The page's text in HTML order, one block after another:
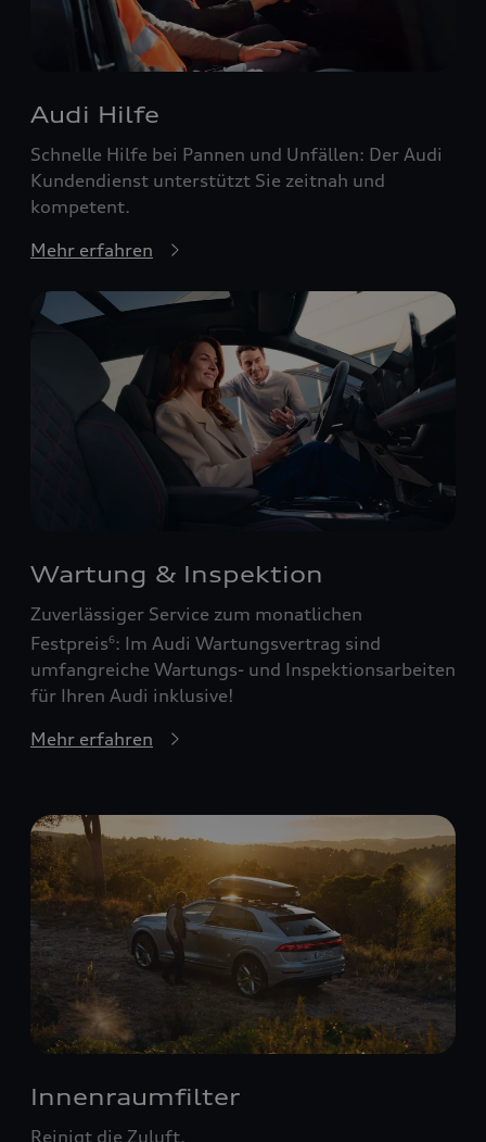
Audi Hilfe
Schnelle Hilfe bei Pannen und Unfällen: Der Audi
Kundendienst unterstützt Sie zeitnah und
kompetent.
Mehr erfahren
Wartung & Inspektion
Zuverlässiger Service zum monatlichen
Festpreis6: Im Audi Wartungsvertrag sind
umfangreiche Wartungs- und Inspektionsarbeiten
für Ihren Audi inklusive!
Mehr erfahren
Innenraumfilter
Reinigt die Zuluft.